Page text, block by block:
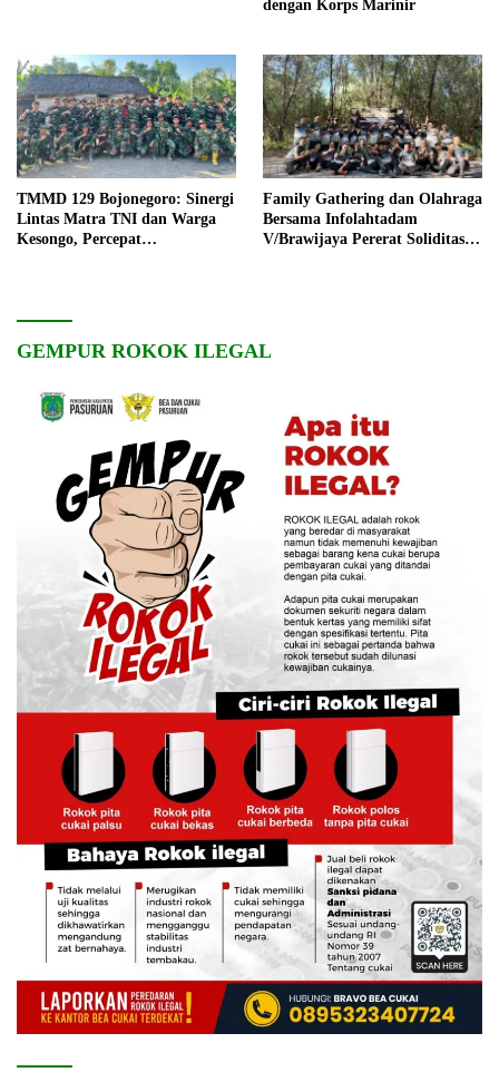
dengan Korps Marinir
TMMD 129 Bojonegoro: Sinergi
Lintas Matra TNI dan Warga
Kesongo, Percepat
Family Gathering dan Olahraga
Bersama Infolahtadam
V/Brawijaya Pererat Soliditas
GEMPUR ROKOK ILEGAL